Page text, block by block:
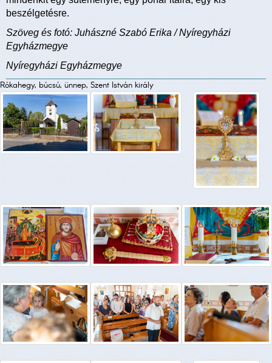
beszélgetésre.
Szöveg és fotó: Juhászné Szabó Erika / Nyíregyházi
Egyházmegye
Nyíregyházi Egyházmegye
Rókahegy, búcsú, ünnep, Szent István király